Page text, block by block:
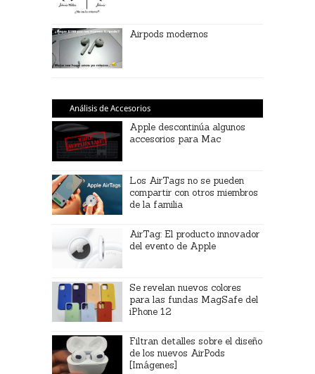
Airpods modernos
Análisis de Accesorios
Apple descontinúa algunos
accesorios para Mac
Los AirTags no se pueden
compartir con otros miembros
de la familia
AirTag: El producto innovador
del evento de Apple
Se revelan nuevos colores
para las fundas MagSafe del
iPhone 12
Filtran detalles sobre el diseño
de los nuevos AirPods
[Imágenes]